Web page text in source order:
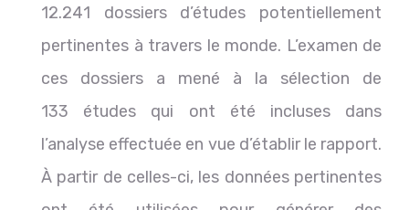
12.241 dossiers d’études potentiellement
pertinentes à travers le monde. L’examen de
ces dossiers a mené à la sélection de
133 études qui ont été incluses dans
l’analyse effectuée en vue d’établir le rapport.
À partir de celles-ci, les données pertinentes